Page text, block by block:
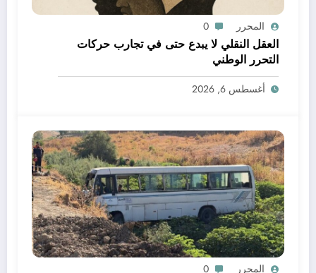
المحرر 0
العقل النقلي لا يبدع حتى في تجارب حركات
التحرر الوطني
أغسطس 6, 2026
المحرر 0